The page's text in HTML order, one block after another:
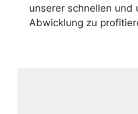
unserer schnellen und
Abwicklung zu